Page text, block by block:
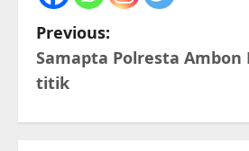
P
o
s
Previous:
Samapta Polresta
titik